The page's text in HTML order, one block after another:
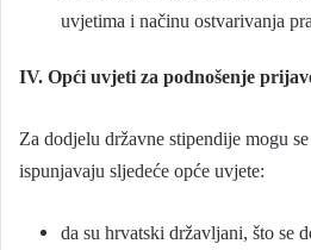
uvjetima i načinu ostvarivanja
IV. Opći uvjeti za podnošenje
Za dodjelu državne stipendije mogu
ispunjavaju sljedeće opće uvjete:
da su hrvatski državljani, što se